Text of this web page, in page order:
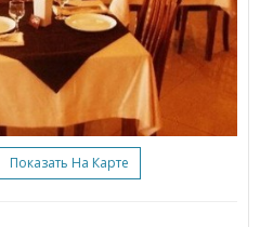
Показать На Карте